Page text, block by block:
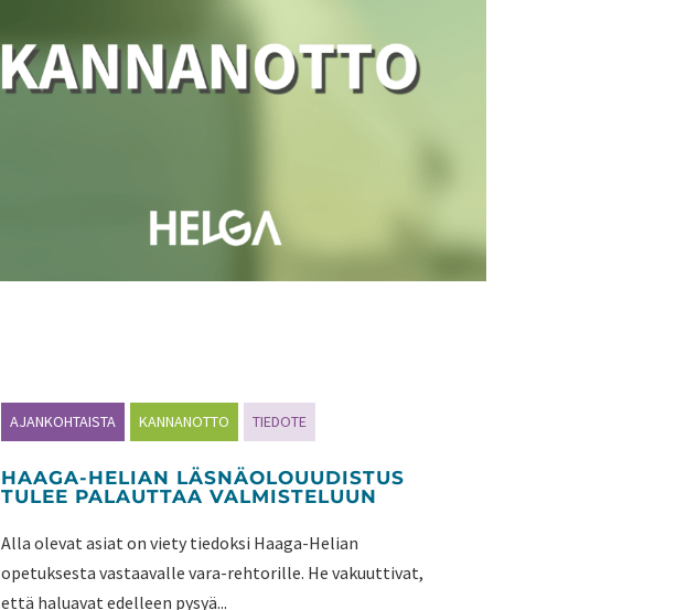
AJANKOHTAISTA KANNANOTTO TIEDOTE
HAAGA-HELIAN LÄSNÄOLOUUDISTUS
TULEE PALAUTTAA VALMISTELUUN
Alla olevat asiat on viety tiedoksi Haaga-Helian
opetuksesta vastaavalle vara-rehtorille. He vakuuttivat,
että haluavat edelleen pysyä...